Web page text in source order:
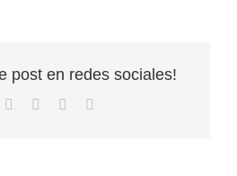
post en redes sociales!
LinkedInWhatsApp